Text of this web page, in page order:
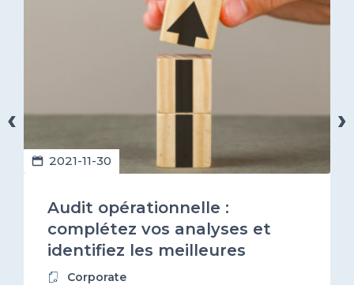
2021-11-30
Audit opérationnelle :
complétez vos analyses et
identifiez les meilleures
prestataires numériques !
Corporate
‹ ›